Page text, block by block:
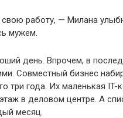
работу, — Милана
мужем.
день. Впрочем, в
Совместный бизнес
три года. Их маленькая IT-
в деловом центре. А
месяц.